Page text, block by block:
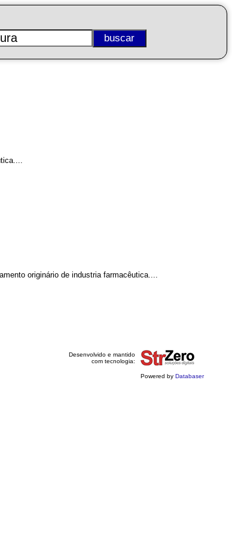
originário de industria farmacêutica....
Desenvolvido e mantido
com tecnologia:
Powered by Databaser